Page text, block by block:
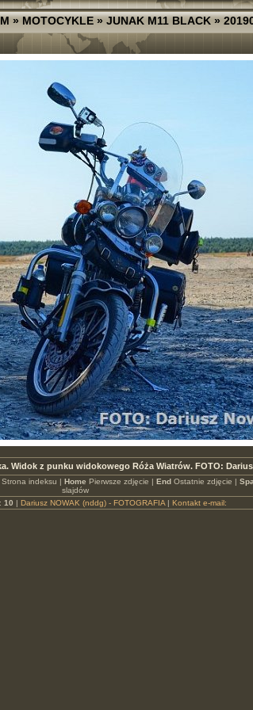
»MOTOCYKLE»JUNAK M11 BLACK»
Widok z punku widokowego Róża Wiatrów. FOTO:
Strona indeksu | Home Pierwsze zdjęcie | EndOstatnie zdjęcie |
slajdów
10 | Dariusz NOWAK (nddg) - FOTOGRAFIA| Kontakt e-mail: